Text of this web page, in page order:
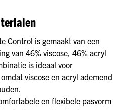
Control is gemaakt van een
van 46% viscose, 46% acryl
is ideaal voor
viscose en acryl ademend
en flexibele pasvorm